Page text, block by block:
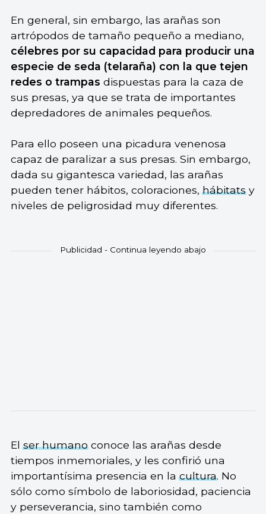
En general, sin embargo, las arañas son
artrópodos de tamaño pequeño a mediano,
célebres por su capacidad para producir una
especie de seda (telaraña) con la que tejen
redes o trampas dispuestas para la caza de
sus presas, ya que se trata de importantes
depredadores de animales pequeños.
Para ello poseen una picadura venenosa
capaz de paralizar a sus presas. Sin embargo,
dada su gigantesca variedad, las arañas
pueden tener hábitos, coloraciones,hábitatsy
niveles de peligrosidad muy diferentes.
Elser humanoconoce las arañas desde
tiempos inmemoriales, y les confirió una
importantísima presencia en lacultura. No
sólo como símbolo de laboriosidad, paciencia
y perseverancia, sino también como